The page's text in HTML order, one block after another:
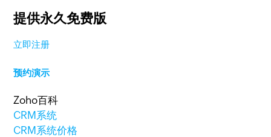
提供永久免费版
立即注册
预约演示
Zoho百科
CRM系统
CRM系统价格